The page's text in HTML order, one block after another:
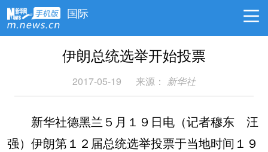
国际
伊朗总统选举开始投票
2017-05-19 来源： 新华社
新华社德黑兰５月１９日电（记者穆东 汪
强）伊朗第１２届总统选举投票于当地时间１９